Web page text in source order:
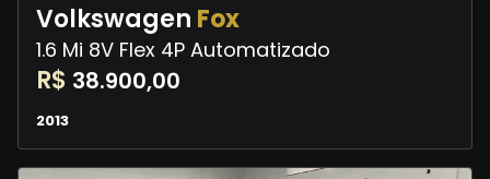
Volkswagen Fox
1.6 Mi 8V Flex 4P Automatizado
R$ 38.900,00
2013